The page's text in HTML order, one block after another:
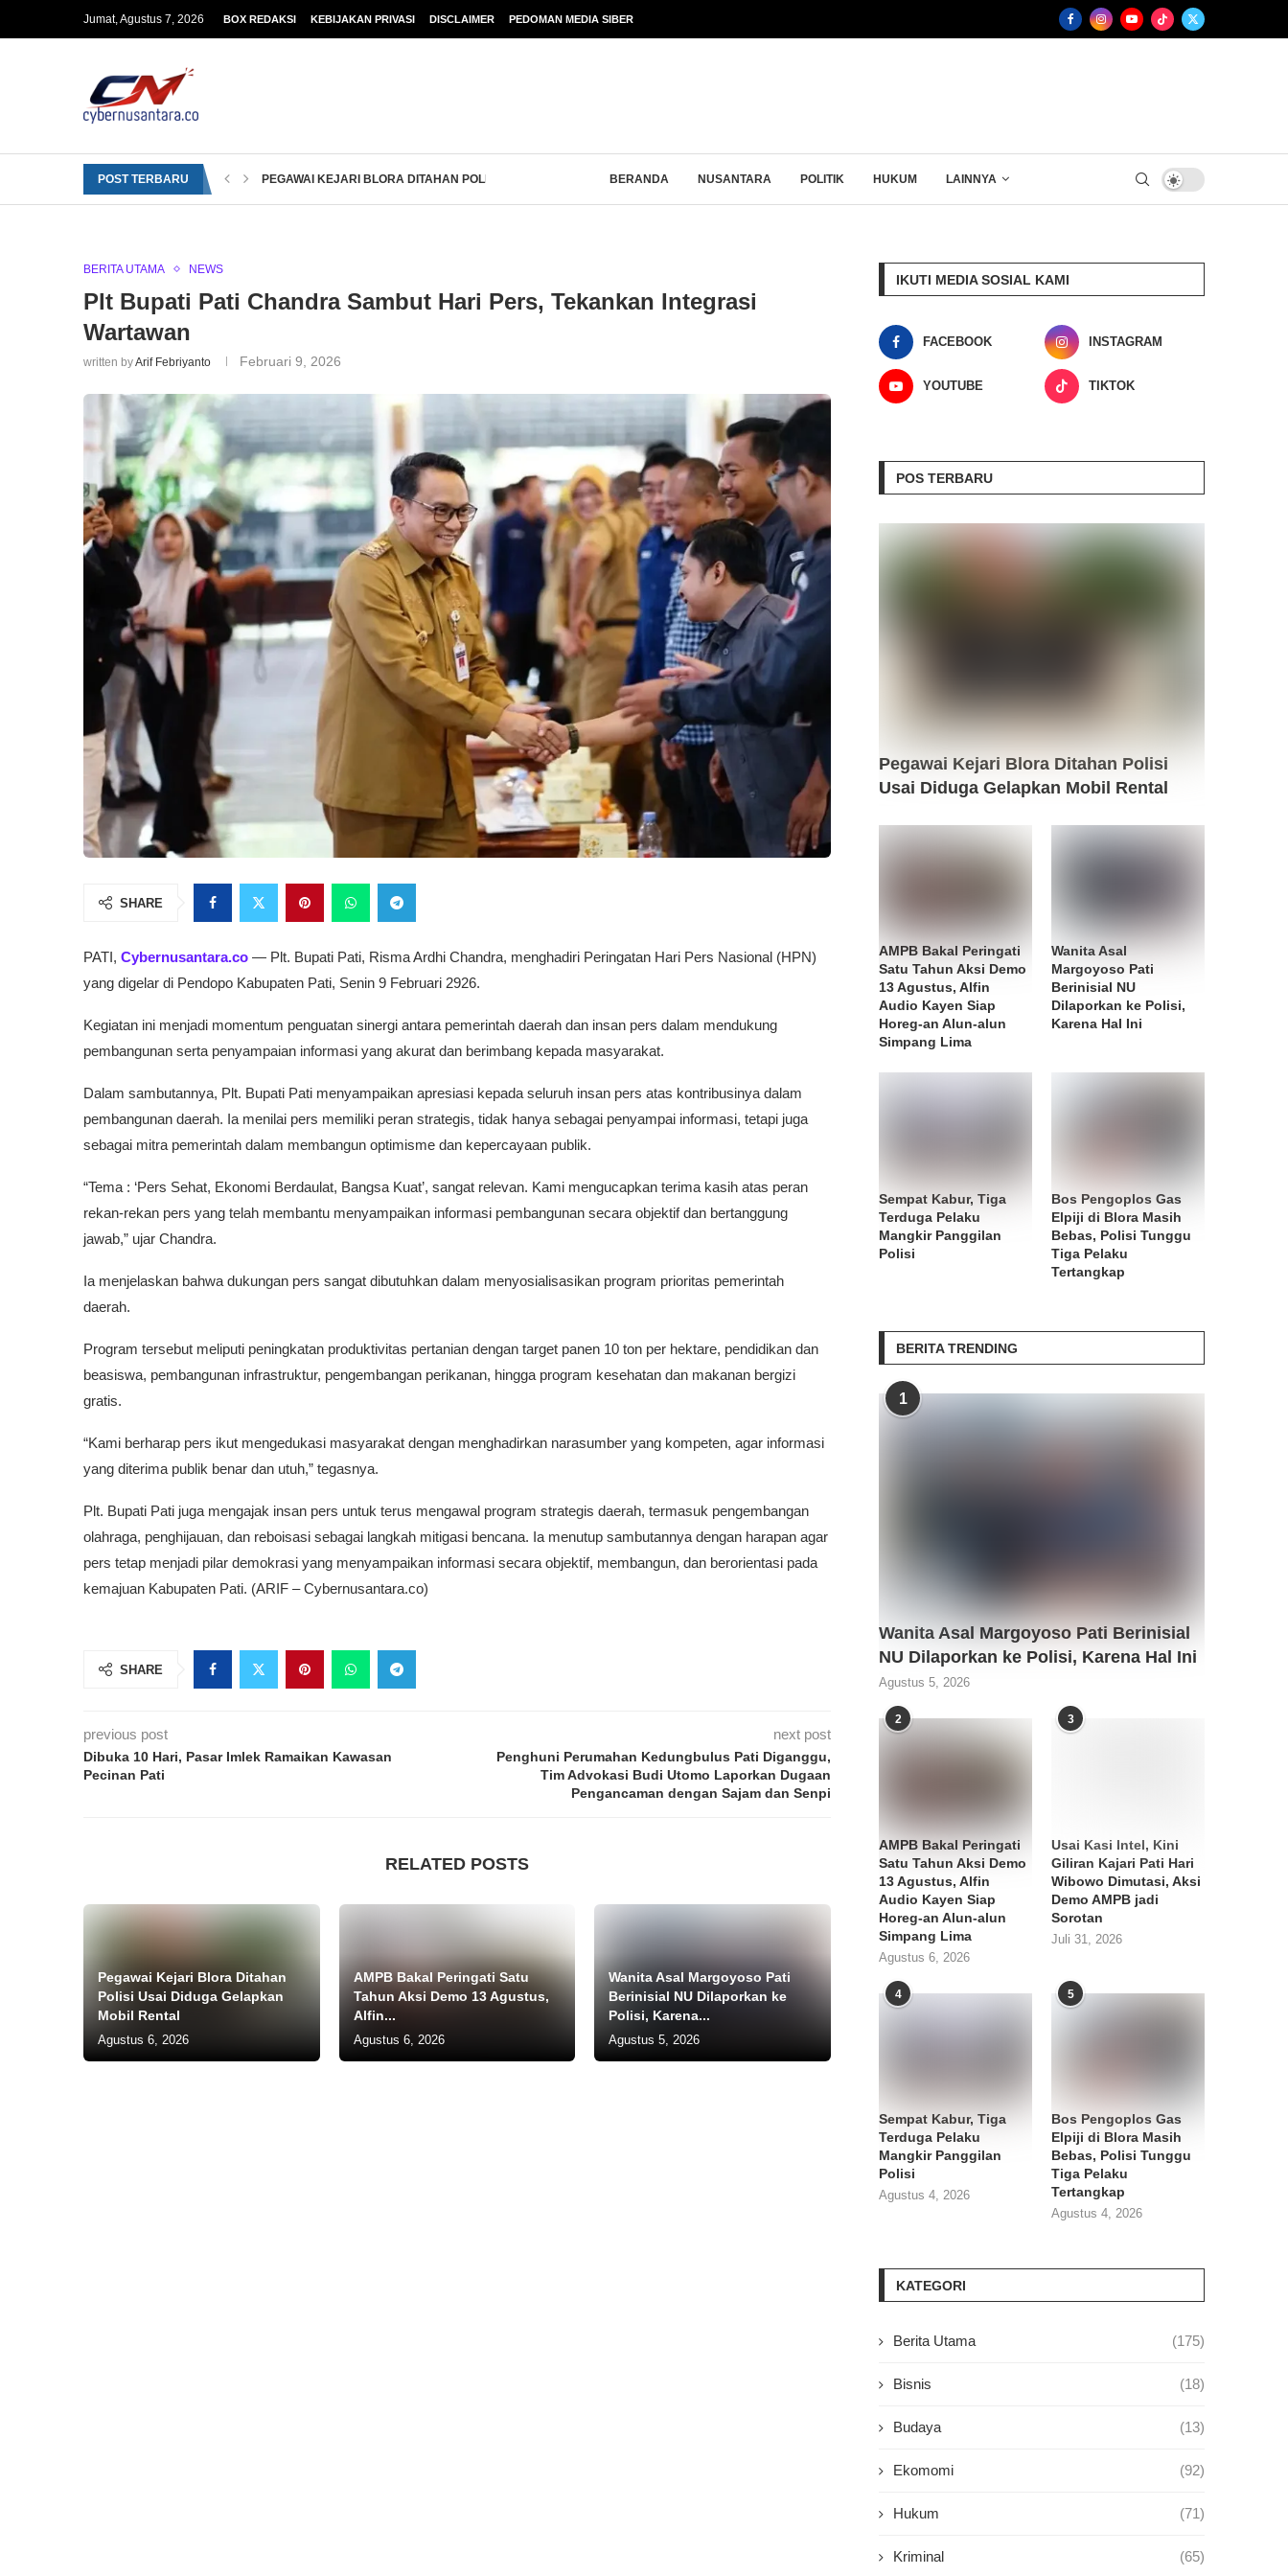
Jumat, Agustus 7, 2026 BOX REDAKSI KEBIJAKAN PRIVASI DISCLAIMER PEDOMAN MEDIA SIBER
POST TERBARU PEGAWAI KEJARI BLORA DITAHAN POLISI USAI DIDUGA GELAPKAN...
BERANDA NUSANTARA POLITIK HUKUM LAINNYA
BERITA UTAMA NEWS
Plt Bupati Pati Chandra Sambut Hari Pers, Tekankan Integrasi
Wartawan
written byArif Febriyanto Februari 9, 2026
SHARE
PATI, Cybernusantara.co — Plt. Bupati Pati, Risma Ardhi Chandra, menghadiri Peringatan Hari Pers Nasional (HPN)
yang digelar di Pendopo Kabupaten Pati, Senin 9 Februari 2926.
Kegiatan ini menjadi momentum penguatan sinergi antara pemerintah daerah dan insan pers dalam mendukung
pembangunan serta penyampaian informasi yang akurat dan berimbang kepada masyarakat.
Dalam sambutannya, Plt. Bupati Pati menyampaikan apresiasi kepada seluruh insan pers atas kontribusinya dalam
pembangunan daerah. Ia menilai pers memiliki peran strategis, tidak hanya sebagai penyampai informasi, tetapi juga
sebagai mitra pemerintah dalam membangun optimisme dan kepercayaan publik.
“Tema : ‘Pers Sehat, Ekonomi Berdaulat, Bangsa Kuat’, sangat relevan. Kami mengucapkan terima kasih atas peran
rekan-rekan pers yang telah membantu menyampaikan informasi pembangunan secara objektif dan bertanggung
jawab,” ujar Chandra.
Ia menjelaskan bahwa dukungan pers sangat dibutuhkan dalam menyosialisasikan program prioritas pemerintah
daerah.
Program tersebut meliputi peningkatan produktivitas pertanian dengan target panen 10 ton per hektare, pendidikan dan
beasiswa, pembangunan infrastruktur, pengembangan perikanan, hingga program kesehatan dan makanan bergizi
gratis.
“Kami berharap pers ikut mengedukasi masyarakat dengan menghadirkan narasumber yang kompeten, agar informasi
yang diterima publik benar dan utuh,” tegasnya.
Plt. Bupati Pati juga mengajak insan pers untuk terus mengawal program strategis daerah, termasuk pengembangan
olahraga, penghijauan, dan reboisasi sebagai langkah mitigasi bencana. Ia menutup sambutannya dengan harapan agar
pers tetap menjadi pilar demokrasi yang menyampaikan informasi secara objektif, membangun, dan berorientasi pada
kemajuan Kabupaten Pati. (ARIF – Cybernusantara.co)
SHARE
previous post
Dibuka 10 Hari, Pasar Imlek Ramaikan Kawasan
Pecinan Pati
next post
Penghuni Perumahan Kedungbulus Pati Diganggu,
Tim Advokasi Budi Utomo Laporkan Dugaan
Pengancaman dengan Sajam dan Senpi
RELATED POSTS
Pegawai Kejari Blora Ditahan
Polisi Usai Diduga Gelapkan
Mobil Rental
Agustus 6, 2026
AMPB Bakal Peringati Satu
Tahun Aksi Demo 13 Agustus,
Alfin...
Agustus 6, 2026
Wanita Asal Margoyoso Pati
Berinisial NU Dilaporkan ke
Polisi, Karena...
Agustus 5, 2026
IKUTI MEDIA SOSIAL KAMI
FACEBOOK INSTAGRAM
YOUTUBE TIKTOK
POS TERBARU
Pegawai Kejari Blora Ditahan Polisi
Usai Diduga Gelapkan Mobil Rental
AMPB Bakal Peringati
Satu Tahun Aksi Demo
13 Agustus, Alfin
Audio Kayen Siap
Horeg-an Alun-alun
Simpang Lima
Wanita Asal
Margoyoso Pati
Berinisial NU
Dilaporkan ke Polisi,
Karena Hal Ini
Sempat Kabur, Tiga
Terduga Pelaku
Mangkir Panggilan
Polisi
Bos Pengoplos Gas
Elpiji di Blora Masih
Bebas, Polisi Tunggu
Tiga Pelaku
Tertangkap
BERITA TRENDING
1
Wanita Asal Margoyoso Pati Berinisial
NU Dilaporkan ke Polisi, Karena Hal Ini
Agustus 5, 2026
2
AMPB Bakal Peringati
Satu Tahun Aksi Demo
13 Agustus, Alfin
Audio Kayen Siap
Horeg-an Alun-alun
Simpang Lima
Agustus 6, 2026
3
Usai Kasi Intel, Kini
Giliran Kajari Pati Hari
Wibowo Dimutasi, Aksi
Demo AMPB jadi
Sorotan
Juli 31, 2026
4
Sempat Kabur, Tiga
Terduga Pelaku
Mangkir Panggilan
Polisi
Agustus 4, 2026
5
Bos Pengoplos Gas
Elpiji di Blora Masih
Bebas, Polisi Tunggu
Tiga Pelaku
Tertangkap
Agustus 4, 2026
KATEGORI
Berita Utama (175)
Bisnis (18)
Budaya (13)
Ekomomi (92)
Hukum (71)
Kriminal (65)